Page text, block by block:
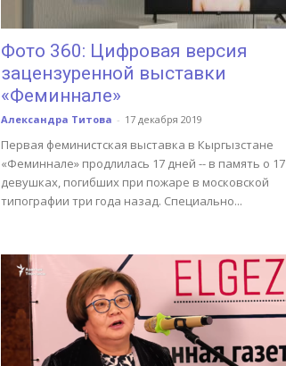
Фото 360: Цифровая версия
зацензуренной выставки
«Феминнале»
Александра Титова - 17 декабря 2019
Первая феминистская выставка в Кыргызстане
«Феминнале» продлилась 17 дней -- в память о 17
девушках, погибших при пожаре в московской
типографии три года назад. Специально...